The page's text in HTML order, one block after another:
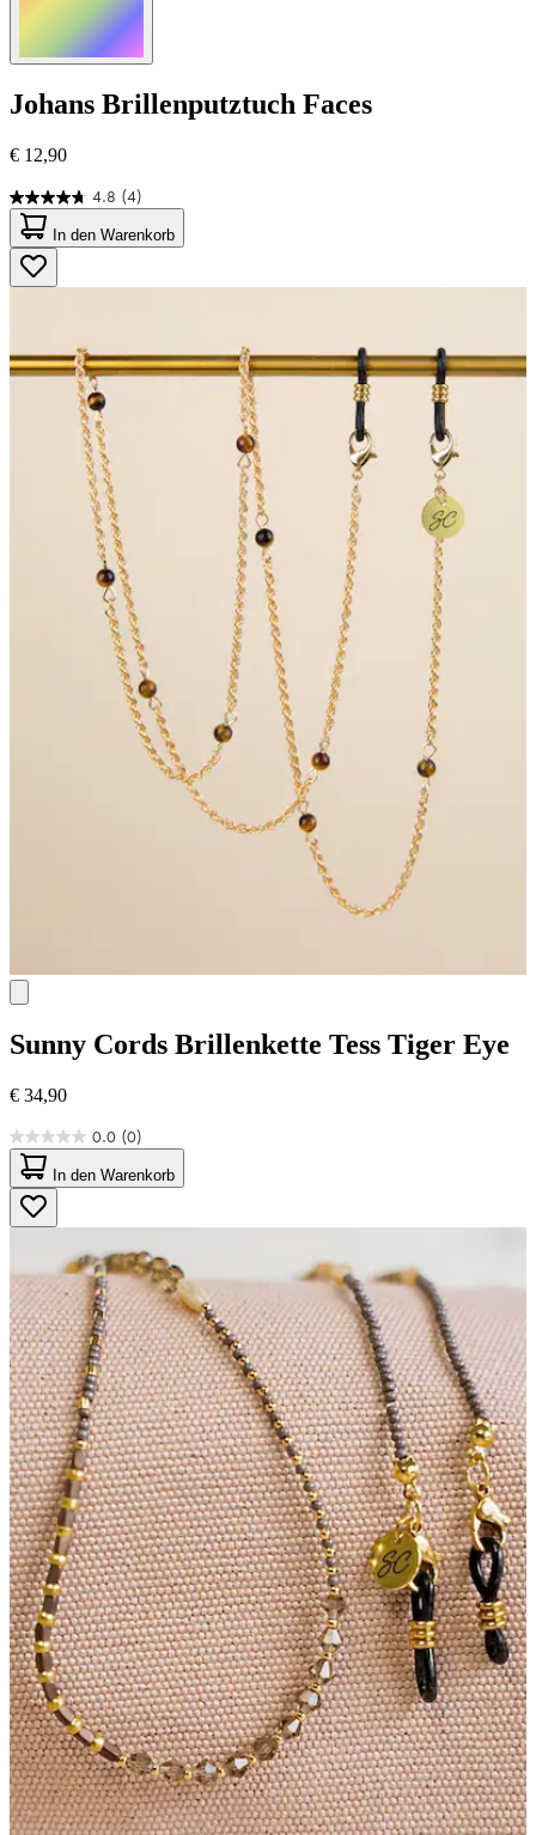
Johans Brillenputztuch Faces
€ 12,90
4.8 (4)
4.8
von
5
Sternen.
4
In den Warenkorb
Sunny Cords Brillenkette Tess Tiger Eye
€ 34,90
0.0 (0)
0.0
von
5
Sternen.
In den Warenkorb